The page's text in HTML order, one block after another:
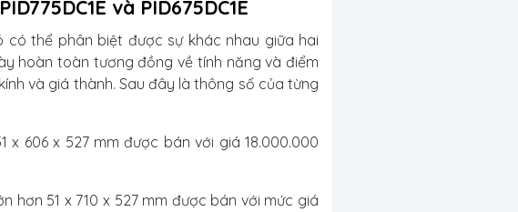
và PID675DC1E
có thể phân biệt được sự khác nhau giữa hai
hoàn toàn tương đồng về tính năng và điểm
và giá thành. Sau đây là thông số của từng
x 606 x 527 mm được bán với giá 18.000.000
hơn 51 x 710 x 527 mm được bán với mức giá